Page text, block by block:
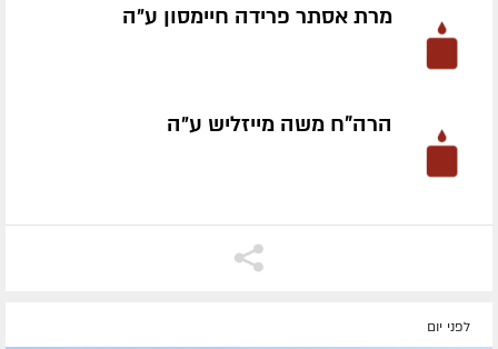
מרת אסתר פרידה חיימסון ע״ה
הרה"ח משה מייזליש ע״ה
לפני יום